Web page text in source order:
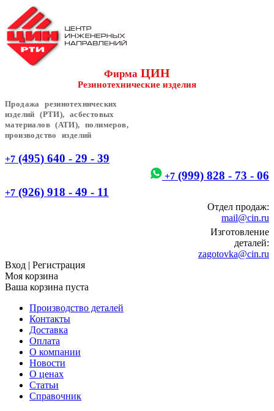
Фирма ЦИН
Резинотехнические изделия
Продажа резинотехнических
изделий (РТИ), асбестовых
материалов (АТИ), полимеров,
производство изделий
+7 (495) 640 - 29 - 39
+7 (999) 828 - 73 - 06
+7 (926) 918 - 49 - 11
Отдел продаж:
mail@cin.ru
Изготовление
деталей:
zagotovka@cin.ru
Вход | Регистрация
Моя корзина
Ваша корзина пуста
Производство деталей
Контакты
Доставка
Оплата
О компании
Новости
О ценах
Статьи
Справочник